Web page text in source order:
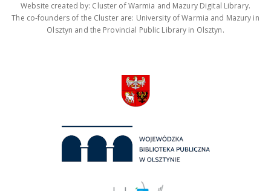
Website created by: Cluster of Warmia and Mazury Digital Library.
The co-founders of the Cluster are: University of Warmia and Mazury in
Olsztyn and the Provincial Public Library in Olsztyn.